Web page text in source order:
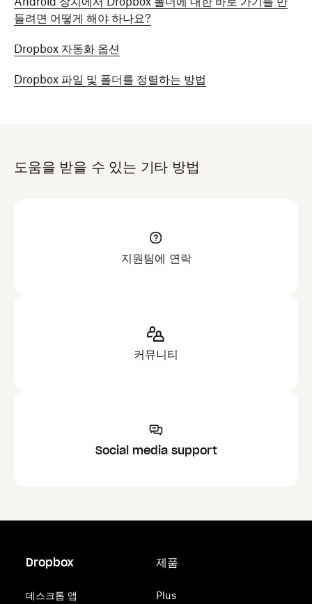
들려면 어떻게 해야 하나요?
Dropbox 자동화 옵션
Dropbox 파일 및 폴더를 정렬하는 방법
도움을 받을 수 있는 기타 방법
지원팀에 연락
커뮤니티
Social media support
Dropbox
데스크톱 앱
제품
Plus